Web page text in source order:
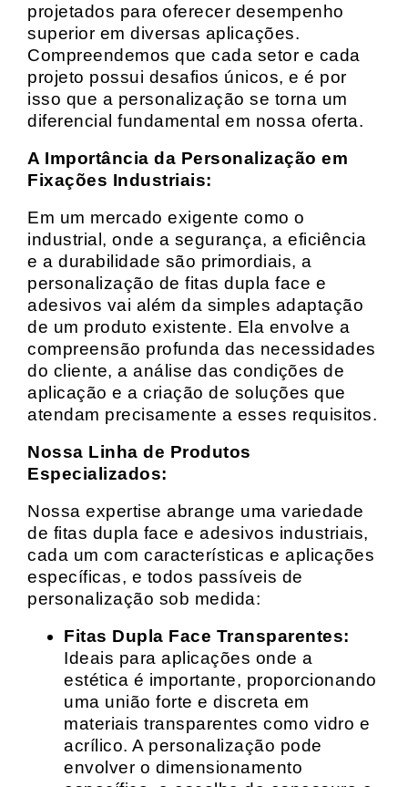
projetados para oferecer desempenho
superior em diversas aplicações.
Compreendemos que cada setor e cada
projeto possui desafios únicos, e é por
isso que a personalização se torna um
diferencial fundamental em nossa oferta.
A Importância da Personalização em
Fixações Industriais:
Em um mercado exigente como o
industrial, onde a segurança, a eficiência
e a durabilidade são primordiais, a
personalização de fitas dupla face e
adesivos vai além da simples adaptação
de um produto existente. Ela envolve a
compreensão profunda das necessidades
do cliente, a análise das condições de
aplicação e a criação de soluções que
atendam precisamente a esses requisitos.
Nossa Linha de Produtos
Especializados:
Nossa expertise abrange uma variedade
de fitas dupla face e adesivos industriais,
cada um com características e aplicações
específicas, e todos passíveis de
personalização sob medida:
Fitas Dupla Face Transparentes:
Ideais para aplicações onde a
estética é importante, proporcionando
uma união forte e discreta em
materiais transparentes como vidro e
acrílico. A personalização pode
envolver o dimensionamento